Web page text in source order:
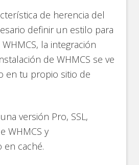
de herencia del
definir un estilo para
la integración
de WHMCS se ve
en tu propio sitio de
versión Pro, SSL,
WHMCS y
en caché.